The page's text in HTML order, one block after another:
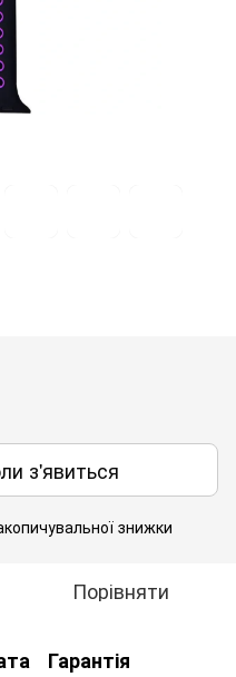
з'явиться
знижки
Порівняти
Гарантія